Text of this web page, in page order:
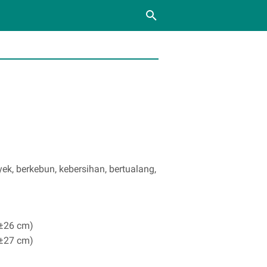
berkebun, kebersihan, bertualang,
cm)
cm)